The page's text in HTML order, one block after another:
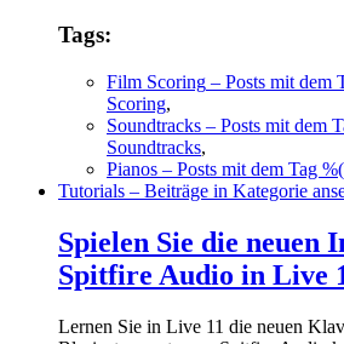
Tags:
Film Scoring – Posts mit dem
Scoring,
Soundtracks – Posts mit dem
Soundtracks,
Pianos – Posts mit dem Tag
Tutorials – Beiträge in Kategorie
Spielen Sie die neuen
Spitfire Audio in Live
Lernen Sie in Live 11 die neuen